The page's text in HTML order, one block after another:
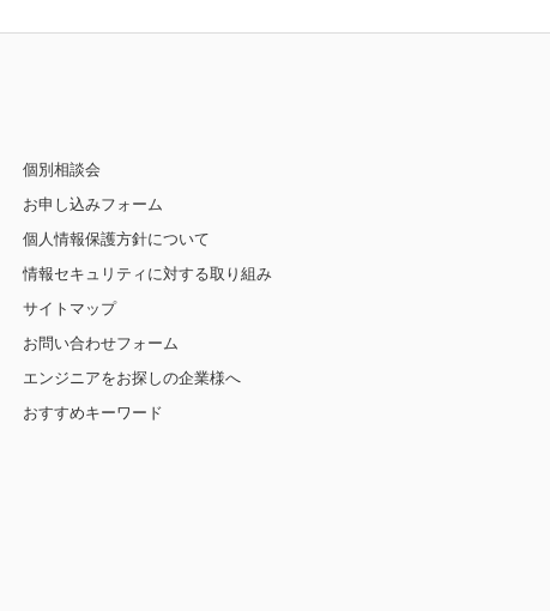
個別相談会
お申し込みフォーム
個人情報保護方針について
情報セキュリティに対する取り組み
サイトマップ
お問い合わせフォーム
エンジニアをお探しの企業様へ
おすすめキーワード